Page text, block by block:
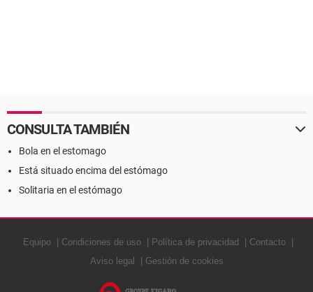
CONSULTA TAMBIÉN
Bola en el estomago
Está situado encima del estómago
Solitaria en el estómago
Equipo Condiciones de uso Política de privacidad
Contacto
Aviso legal
Gestión de cookies